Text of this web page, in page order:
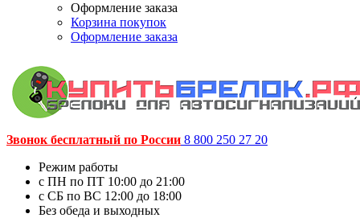
Оформление заказа
Корзина покупок
Оформление заказа
Звонок бесплатный по России 8 800 250 27 20
Режим работы
c ПН по ПТ 10:00 до 21:00
c СБ по ВС 12:00 до 18:00
Без обеда и выходных